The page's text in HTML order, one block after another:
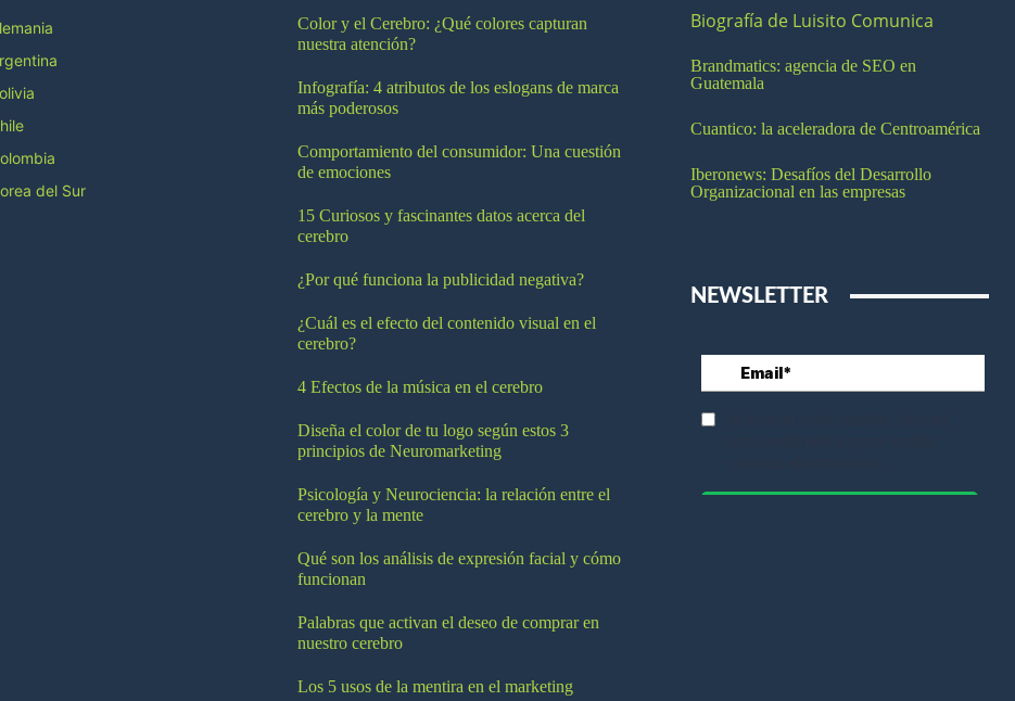
del Sur
Color y el Cerebro: ¿Qué colores capturan
nuestra atención?
Infografía: 4 atributos de los eslogans de marca
más poderosos
Comportamiento del consumidor: Una cuestión
de emociones
15 Curiosos y fascinantes datos acerca del
cerebro
¿Por qué funciona la publicidad negativa?
¿Cuál es el efecto del contenido visual en el
cerebro?
4 Efectos de la música en el cerebro
Diseña el color de tu logo según estos 3
principios de Neuromarketing
Psicología y Neurociencia: la relación entre el
cerebro y la mente
Qué son los análisis de expresión facial y cómo
funcionan
Palabras que activan el deseo de comprar en
nuestro cerebro
Los 5 usos de la mentira en el marketing
Biografía de Luisito Comunica
Brandmatics: agencia de SEO en
Guatemala
Cuantico: la aceleradora de Centroamérica
Iberonews: Desafíos del Desarrollo
Organizacional en las empresas
NEWSLETTER